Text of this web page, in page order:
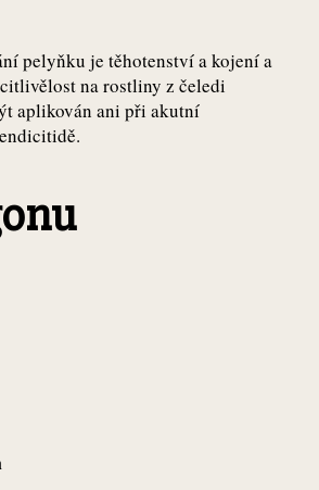
pelyňku je těhotenství a kojení a
na rostliny z čeledi
aplikován ani při akutní